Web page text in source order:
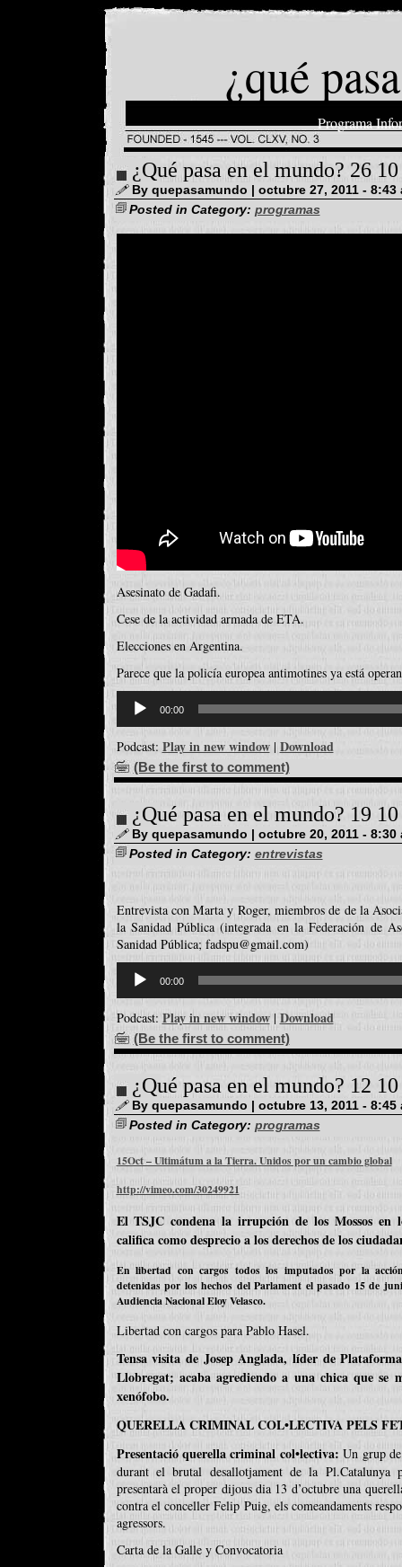
¿qué
Programa
¿Qué pasa en el mundo? 26
By quepasamundo | octubre 27, 2011 - 8:43
Posted in Category: programas
Asesinato de Gadafi.
Cese de la actividad armada de ETA.
Elecciones en Argentina.
Parece que la policía europea antimotines ya está
d'àudio
00:00
Podcast: Play in new window| Download
(Be the first to comment)
¿Qué pasa en el mundo? 19
By quepasamundo | octubre 20, 2011 - 8:30
Posted in Category: entrevistas
Entrevista con Marta y Roger, miembros de de la
la Sanidad Pública (integrada en la Federación de
Sanidad Pública; fadspu@gmail.com)
d'àudio
00:00
Podcast: Play in new window| Download
(Be the first to comment)
¿Qué pasa en el mundo? 12
By quepasamundo | octubre 13, 2011 - 8:45
Posted in Category: programas
15Oct – Ultimátum a la Tierra. Unidos por un cambio global
http://vimeo.com/30249921
El TSJC condena la irrupción de los Mossos en
califica como desprecio a los derechos de los
En libertad con cargos todos los imputados por la
detenidas por los hechos del Parlament el pasado 15 de
Audiencia Nacional Eloy Velasco.
Libertad con cargos para Pablo Hasel.
Tensa visita de Josep Anglada, líder de
Llobregat; acaba agrediendo a una chica que se
xenófobo.
QUERELLA CRIMINAL COL•LECTIVA PELS
Presentació querella criminal col•lectiva:Un grup
durant el brutal desallotjament de la Pl.Catalunya
presentarà el proper dijous dia 13 d’octubre una
contra el conceller Felip Puig, els comeandaments
agressors.
Carta de la Galle y Convocatoria